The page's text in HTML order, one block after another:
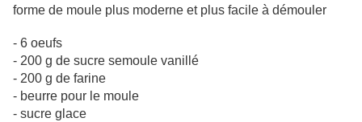
forme de moule plus moderne et plus facile à démouler
- 6 oeufs
- 200 g de sucre semoule vanillé
- 200 g de farine
- beurre pour le moule
- sucre glace